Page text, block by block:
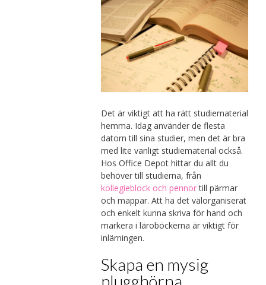
Det är viktigt att ha rätt studiematerial
hemma. Idag använder de flesta
datorn till sina studier, men det är bra
med lite vanligt studiematerial också.
Hos Office Depot hittar du allt du
behöver till studierna, från
kollegieblock och pennortill pärmar
och mappar. Att ha det välorganiserat
och enkelt kunna skriva för hand och
markera i läroböckerna är viktigt för
inlärningen.
Skapa en mysig
plugghörna